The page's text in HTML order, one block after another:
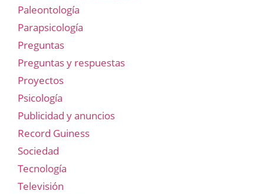
Paleontología
Parapsicología
Preguntas
Preguntas y respuestas
Proyectos
Psicología
Publicidad y anuncios
Record Guiness
Sociedad
Tecnología
Televisión